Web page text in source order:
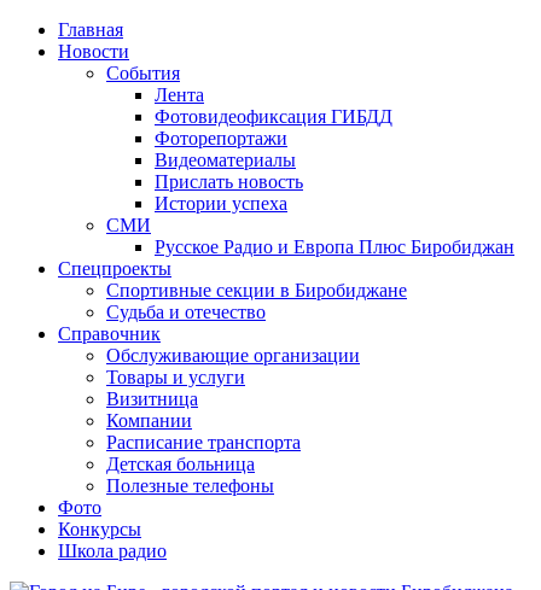
Главная
Новости
События
Лента
Фотовидеофиксация ГИБДД
Фоторепортажи
Видеоматериалы
Прислать новость
Истории успеха
СМИ
Русское Радио и Европа Плюс Биробиджан
Спецпроекты
Спортивные секции в Биробиджане
Судьба и отечество
Справочник
Обслуживающие организации
Товары и услуги
Визитница
Компании
Расписание транспорта
Детская больница
Полезные телефоны
Фото
Конкурсы
Школа радио